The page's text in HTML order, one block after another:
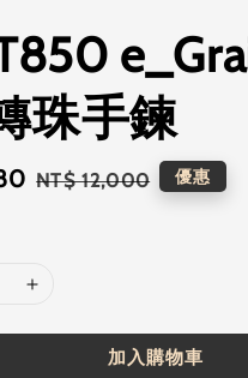
珠手鍊
Regular
NT$ 12,000 優惠
加入購物車